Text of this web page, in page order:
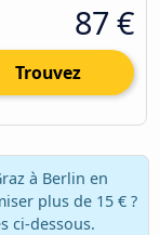
87 €
Trouvez
à Berlin en
plus de 15 € ?
ci-dessous.